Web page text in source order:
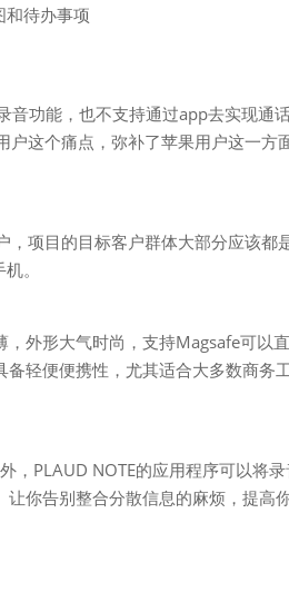
和待办事项
音功能，也不支持通过app去实现通
户这个痛点，弥补了苹果用户这一方
，项目的目标客户群体大部分应该都
。
外形大气时尚，支持Magsafe可以
轻便便携性，尤其适合大多数商务
，PLAUD NOTE的应用程序可以将
你告别整合分散信息的麻烦，提高